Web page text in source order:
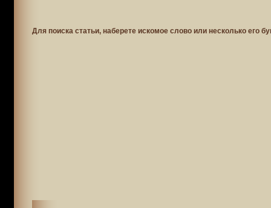
Для поиска статьи, наберете искомое слово или несколько его